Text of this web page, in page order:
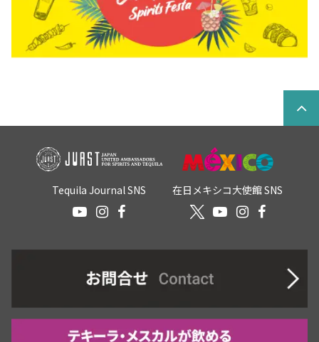
Tequila Journal SNS 在日メキシコ大使館 SNS